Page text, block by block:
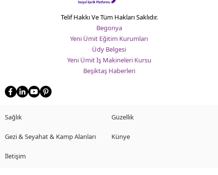
Telif Hakkı Ve Tüm Hakları Saklıdır.
Begonya
Yeni Ümit Eğitim Kurumları
Üdy Belgesi
Yeni Ümit İş Makineleri Kursu
Beşiktaş Haberleri
Sağlık Güzellik
Gezi & Seyahat & Kamp Alanları Künye
İletişim